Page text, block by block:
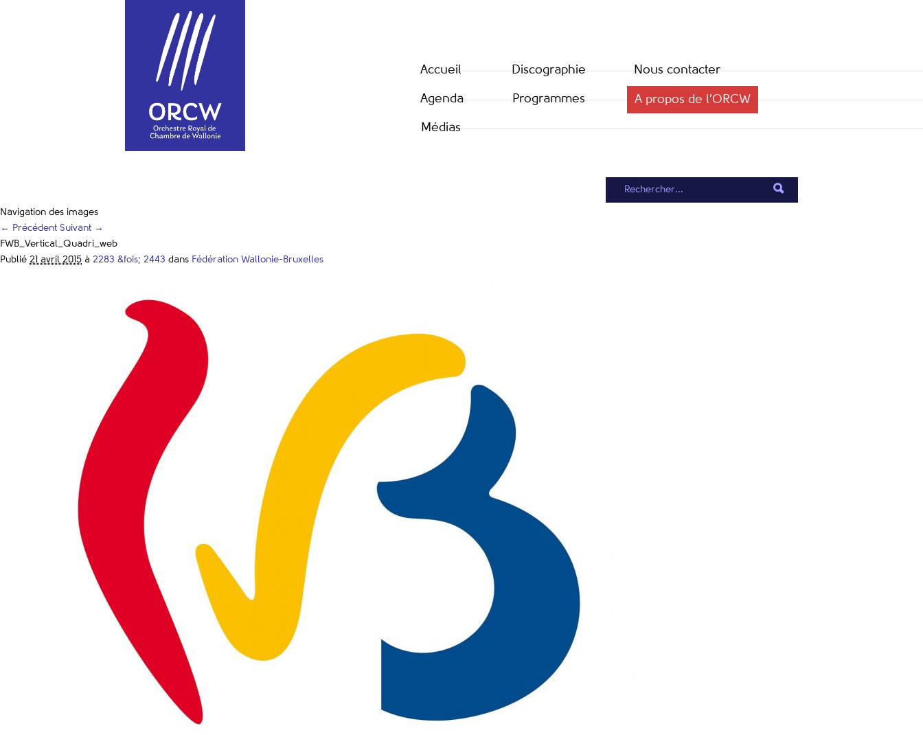
Accueil
Agenda
Médias
Discographie
Programmes
Nous contacter
A propos de l’ORCW
Navigation des images
← Précédent Suivant →
FWB_Vertical_Quadri_web
Publié 21 avril 2015 à 2283 &fois; 2443 dans Fédération Wallonie-Bruxelles